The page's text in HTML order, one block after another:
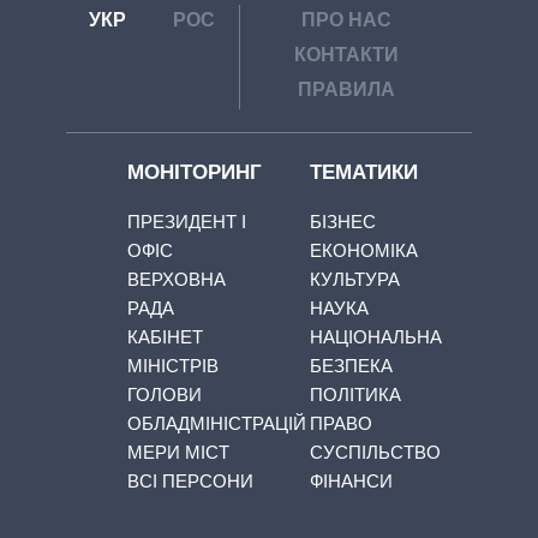
УКР РОС
ПРО НАС
КОНТАКТИ
ПРАВИЛА
МОНІТОРИНГ
ПРЕЗИДЕНТ І
ОФІС
ВЕРХОВНА
РАДА
КАБІНЕТ
МІНІСТРІВ
ГОЛОВИ
ОБЛАДМІНІСТРАЦІЙ
МЕРИ МІСТ
ВСІ ПЕРСОНИ
ТЕМАТИКИ
БІЗНЕС
ЕКОНОМІКА
КУЛЬТУРА
НАУКА
НАЦІОНАЛЬНА
БЕЗПЕКА
ПОЛІТИКА
ПРАВО
СУСПІЛЬСТВО
ФІНАНСИ